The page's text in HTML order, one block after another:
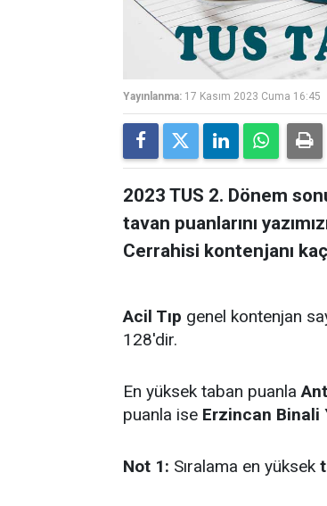
Yayınlanma: 17 Kasım 2023 Cuma 16:45
2023 TUS 2. Dönem
tavan puanlarını
Cerrahisi kontenjanı
Acil Tıp genel kontenjan
128'dir.
En yüksek taban puanla
puanla ise Erzincan Binali
Not 1: Sıralama en yüksek